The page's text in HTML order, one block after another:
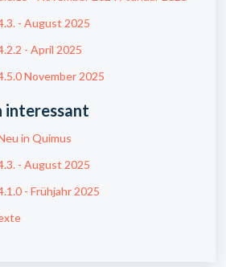
- August 2025
- April 2025
November 2025
interessant
in Quimus
- August 2025
Notes 14.1.0 - Frühjahr 2025